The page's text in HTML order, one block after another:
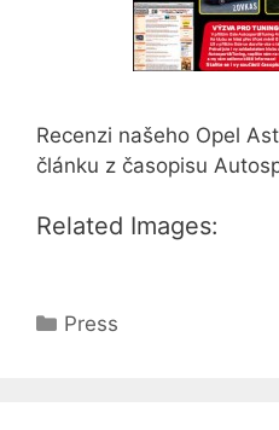
Recenzi našeho Opel
článku z časopisu
Related Images:
Rubriky
Press